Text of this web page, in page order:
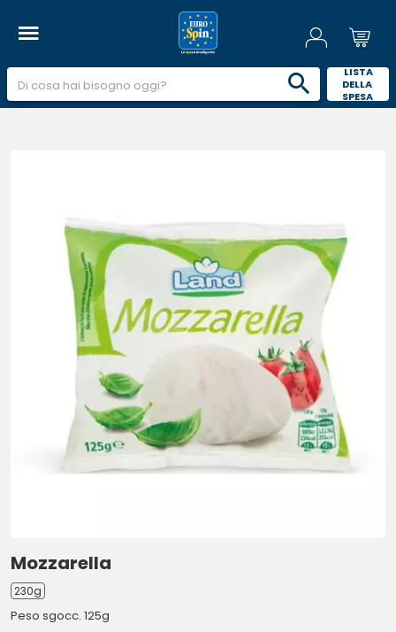
LISTA
DELLA
SPESA
Mozzarella
230g
Peso sgocc. 125g